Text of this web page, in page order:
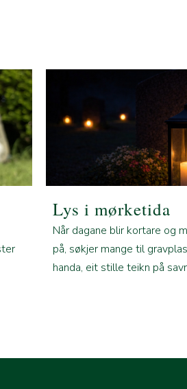
Lys i mørketida
Når dagane blir kortare og
på, søkjer mange til
handa, eit stille teikn på